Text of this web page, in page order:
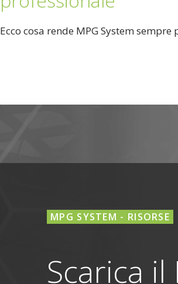
Ecco cosa rende MPG System sempre
MPG SYSTEM - RISORSE
Scarica